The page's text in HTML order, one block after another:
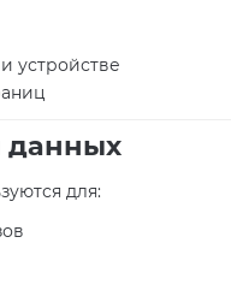
устройстве
данных
для: